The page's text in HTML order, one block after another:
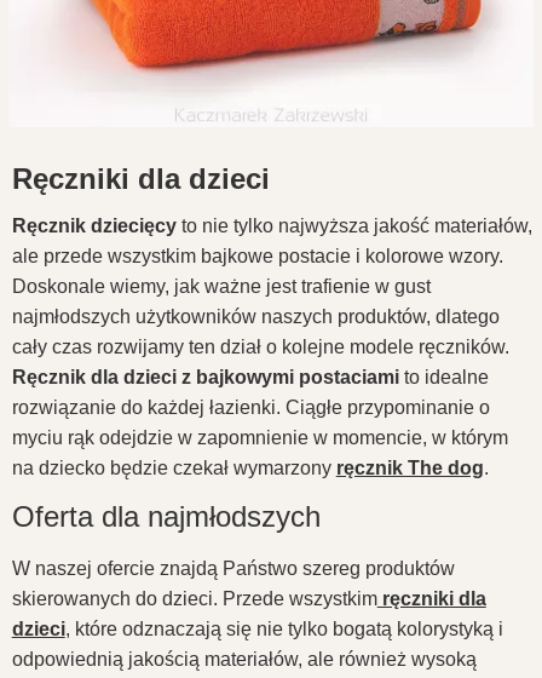
Ręczniki dla dzieci
Ręcznik dziecięcyto nie tylko najwyższa jakość materiałów,
ale przede wszystkim bajkowe postacie i kolorowe wzory.
Doskonale wiemy, jak ważne jest trafienie w gust
najmłodszych użytkowników naszych produktów, dlatego
cały czas rozwijamy ten dział o kolejne modele ręczników.
Ręcznik dla dzieci z bajkowymi postaciamito idealne
rozwiązanie do każdej łazienki. Ciągłe przypominanie o
myciu rąk odejdzie w zapomnienie w momencie, w którym
na dziecko będzie czekał wymarzony ręcznik The dog.
Oferta dla najmłodszych
W naszej ofercie znajdą Państwo szereg produktów
skierowanych do dzieci. Przede wszystkimręczniki dla
dzieci, które odznaczają się nie tylko bogatą kolorystyką i
odpowiednią jakością materiałów, ale również wysoką